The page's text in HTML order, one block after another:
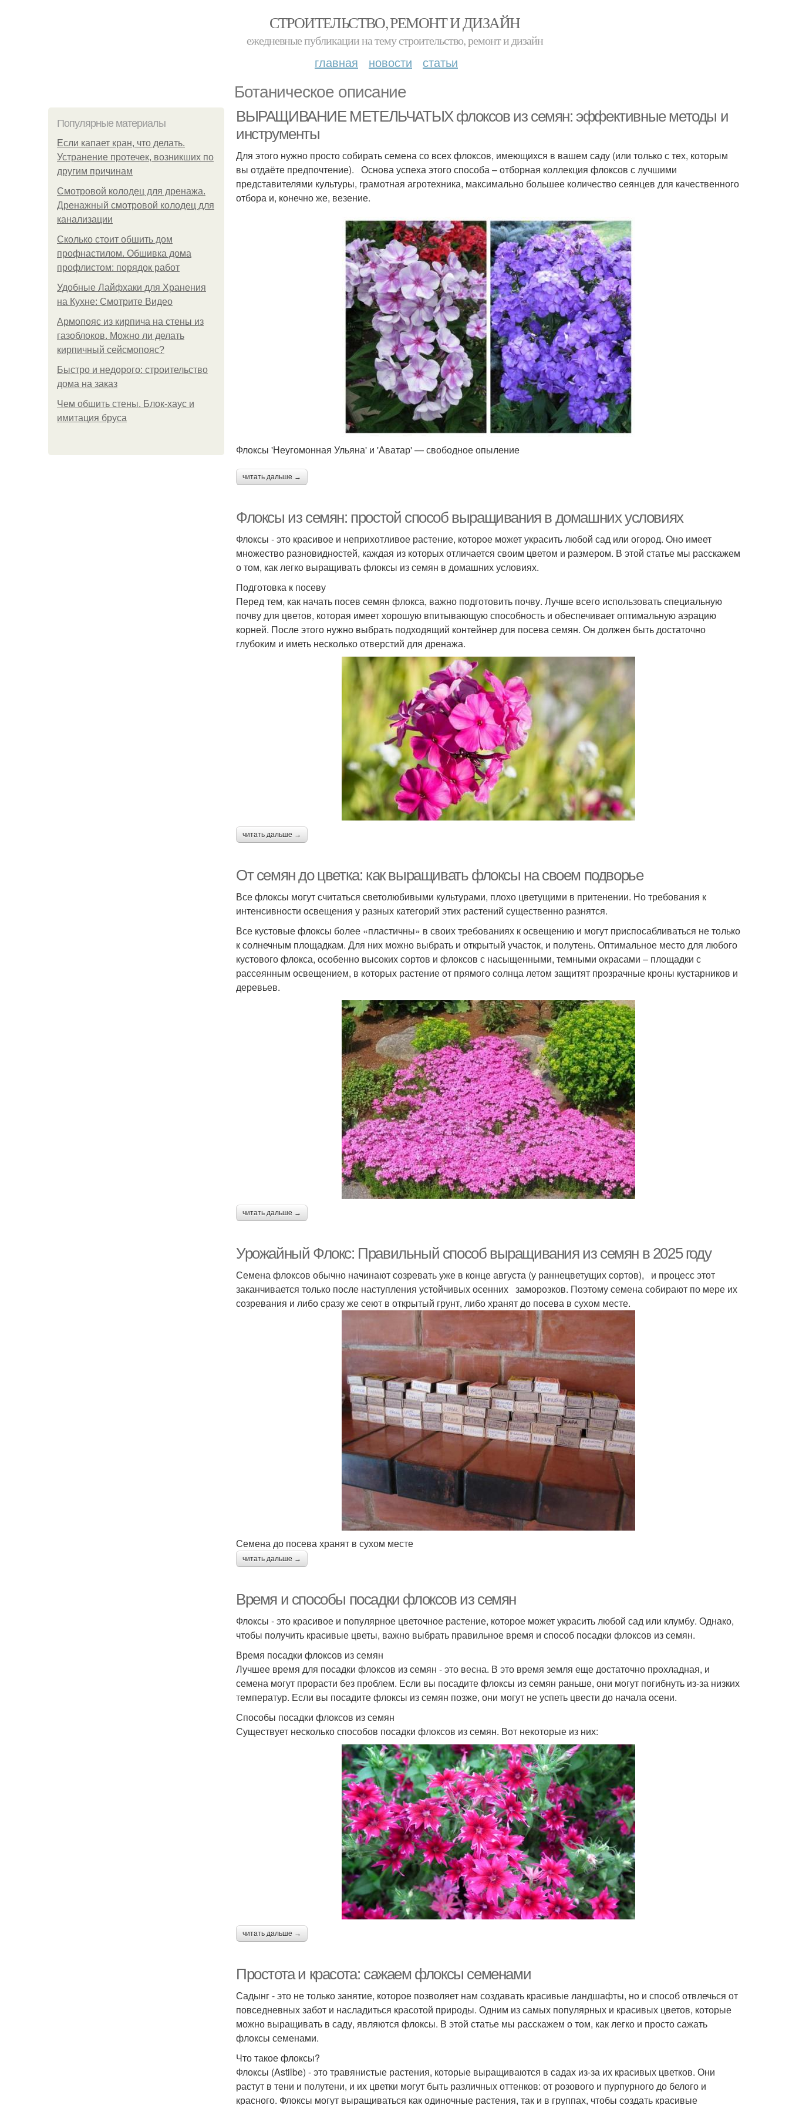
СТРОИТЕЛЬСТВО, РЕМОНТ И ДИЗАЙН
ежедневные публикации на тему строительство, ремонт и дизайн
главная новости статьи
Ботаническое описание
Популярные материалы
Если капает кран, что делать.
Устранение протечек, возникших по
другим причинам
Смотровой колодец для дренажа.
Дренажный смотровой колодец для
канализации
Сколько стоит обшить дом
профнастилом. Обшивка дома
профлистом: порядок работ
Удобные Лайфхаки для Хранения
на Кухне: Смотрите Видео
Армопояс из кирпича на стены из
газоблоков. Можно ли делать
кирпичный сейсмопояс?
Быстро и недорого: строительство
дома на заказ
Чем обшить стены. Блок-хаус и
имитация бруса
ВЫРАЩИВАНИЕ МЕТЕЛЬЧАТЫХ флоксов из семян: эффективные методы и
инструменты
Для этого нужно просто собирать семена со всех флоксов, имеющихся в вашем саду (или только с тех, которым
вы отдаёте предпочтение). Основа успеха этого способа – отборная коллекция флоксов с лучшими
представителями культуры, грамотная агротехника, максимально большее количество сеянцев для качественного
отбора и, конечно же, везение.
Флоксы 'Неугомонная Ульяна' и 'Аватар' — свободное опыление
читать дальше →
Флоксы из семян: простой способ выращивания в домашних условиях
Флоксы - это красивое и неприхотливое растение, которое может украсить любой сад или огород. Оно имеет
множество разновидностей, каждая из которых отличается своим цветом и размером. В этой статье мы расскажем
о том, как легко выращивать флоксы из семян в домашних условиях.
Подготовка к посеву
Перед тем, как начать посев семян флокса, важно подготовить почву. Лучше всего использовать специальную
почву для цветов, которая имеет хорошую впитывающую способность и обеспечивает оптимальную аэрацию
корней. После этого нужно выбрать подходящий контейнер для посева семян. Он должен быть достаточно
глубоким и иметь несколько отверстий для дренажа.
читать дальше →
От семян до цветка: как выращивать флоксы на своем подворье
Все флоксы могут считаться светолюбивыми культурами, плохо цветущими в притенении. Но требования к
интенсивности освещения у разных категорий этих растений существенно разнятся.
Все кустовые флоксы более «пластичны» в своих требованиях к освещению и могут приспосабливаться не только
к солнечным площадкам. Для них можно выбрать и открытый участок, и полутень. Оптимальное место для любого
кустового флокса, особенно высоких сортов и флоксов с насыщенными, темными окрасами – площадки с
рассеянным освещением, в которых растение от прямого солнца летом защитят прозрачные кроны кустарников и
деревьев.
читать дальше →
Урожайный Флокс: Правильный способ выращивания из семян в 2025 году
Семена флоксов обычно начинают созревать уже в конце августа (у раннецветущих сортов), и процесс этот
заканчивается только после наступления устойчивых осенних заморозков. Поэтому семена собирают по мере их
созревания и либо сразу же сеют в открытый грунт, либо хранят до посева в сухом месте.
Семена до посева хранят в сухом месте
читать дальше →
Время и способы посадки флоксов из семян
Флоксы - это красивое и популярное цветочное растение, которое может украсить любой сад или клумбу. Однако,
чтобы получить красивые цветы, важно выбрать правильное время и способ посадки флоксов из семян.
Время посадки флоксов из семян
Лучшее время для посадки флоксов из семян - это весна. В это время земля еще достаточно прохладная, и
семена могут прорасти без проблем. Если вы посадите флоксы из семян раньше, они могут погибнуть из-за низких
температур. Если вы посадите флоксы из семян позже, они могут не успеть цвести до начала осени.
Способы посадки флоксов из семян
Существует несколько способов посадки флоксов из семян. Вот некоторые из них:
читать дальше →
Простота и красота: сажаем флоксы семенами
Садынг - это не только занятие, которое позволяет нам создавать красивые ландшафты, но и способ отвлечься от
повседневных забот и насладиться красотой природы. Одним из самых популярных и красивых цветов, которые
можно выращивать в саду, являются флоксы. В этой статье мы расскажем о том, как легко и просто сажать
флоксы семенами.
Что такое флоксы?
Флоксы (Astilbe) - это травянистые растения, которые выращиваются в садах из-за их красивых цветков. Они
растут в тени и полутени, и их цветки могут быть различных оттенков: от розового и пурпурного до белого и
красного. Флоксы могут выращиваться как одиночные растения, так и в группах, чтобы создать красивые